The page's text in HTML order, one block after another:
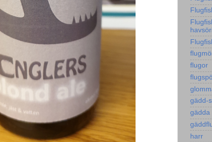
flugor
flugspö
gädd-
gädda
harr